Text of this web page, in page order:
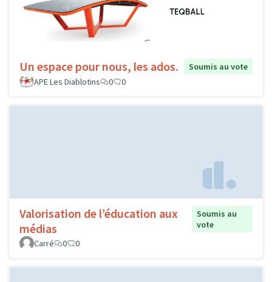
Un espace pour nous, les ados.
Soumis au vote
APE Les Diablotins
0 0
Valorisation de l’éducation aux
médias
Soumis au
vote
Carré
0 0